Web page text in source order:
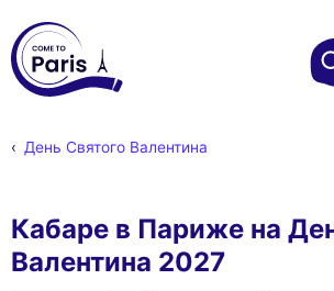
День Святого Валентина
Кабаре в Париже на
Валентина 2027